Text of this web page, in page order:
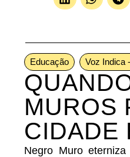
Educação Voz Indica
MUROS
CIDADE
Negro Muro